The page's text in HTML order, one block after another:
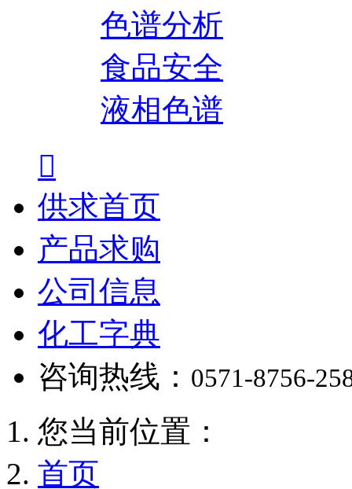
色谱分析
食品安全
液相色谱

供求首页
产品求购
公司信息
化工字典
咨询热线： 0571-8756-
您当前位置：
首页